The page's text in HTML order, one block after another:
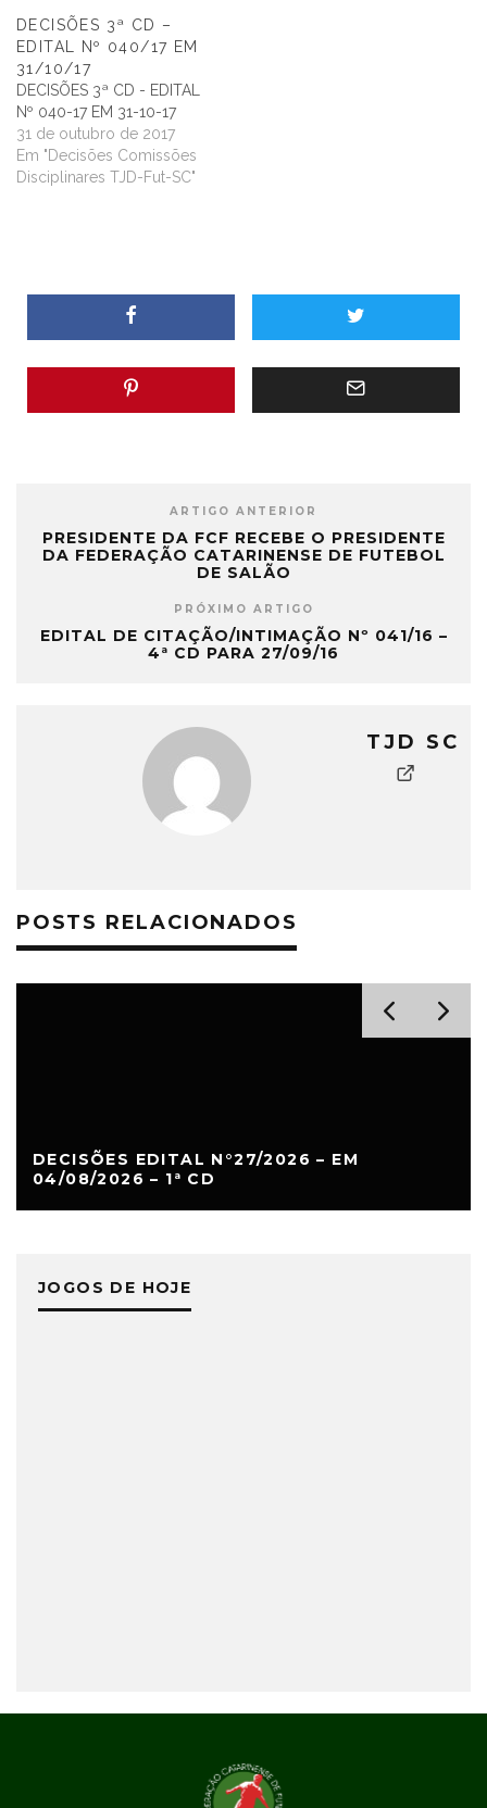
DECISÕES 3ª CD –
EDITAL Nº 040/17 EM
31/10/17
DECISÕES 3ª CD - EDITAL
Nº 040-17 EM 31-10-17
31 de outubro de 2017
Em "Decisões Comissões
Disciplinares TJD-Fut-SC"
ARTIGO ANTERIOR
PRESIDENTE DA FCF RECEBE O PRESIDENTE
DA FEDERAÇÃO CATARINENSE DE FUTEBOL
DE SALÃO
PRÓXIMO ARTIGO
EDITAL DE CITAÇÃO/INTIMAÇÃO Nº 041/16 –
4ª CD PARA 27/09/16
TJD SC
POSTS RELACIONADOS
DECISÕES EDITAL N°27/2026 – EM
04/08/2026 – 1ª CD
JOGOS DE HOJE